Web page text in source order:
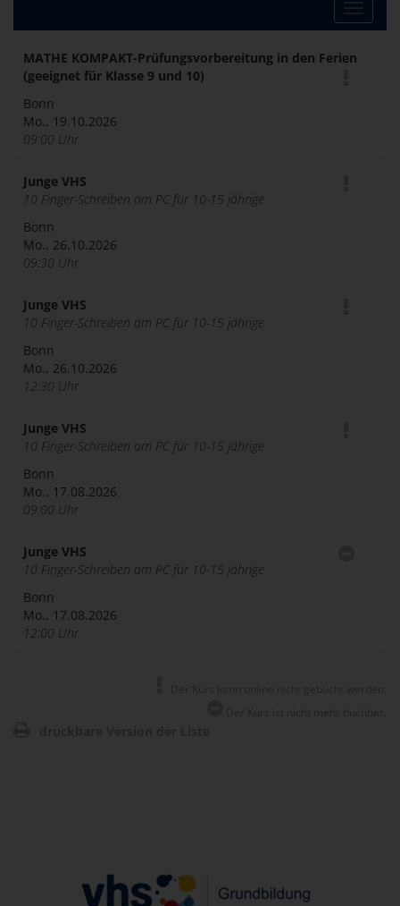
Toggle
MATHE KOMPAKT-Prüfungsvorbereitung in den Ferien
(geeignet für Klasse 9 und 10)
Bonn
Mo., 19.10.2026
09:00 Uhr
Junge VHS
10 Finger-Schreiben am PC für 10-15 jährige
Bonn
Mo., 26.10.2026
09:30 Uhr
Junge VHS
10 Finger-Schreiben am PC für 10-15 jährige
Bonn
Mo., 26.10.2026
12:30 Uhr
Junge VHS
10 Finger-Schreiben am PC für 10-15 jährige
Bonn
Mo., 17.08.2026
09:00 Uhr
Junge VHS
10 Finger-Schreiben am PC für 10-15 jährige
Bonn
Mo., 17.08.2026
12:00 Uhr